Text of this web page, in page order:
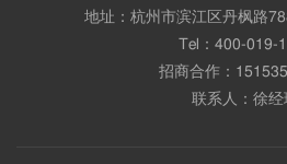
地址：杭州市滨江区丹枫路
Tel： 400-019-
招商合作：
联系人：徐经